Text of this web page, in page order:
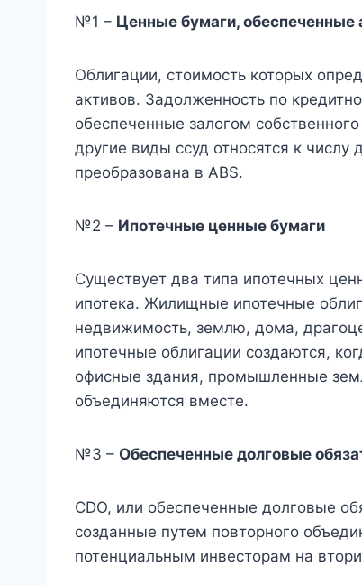
№1 – Ценные бумаги, обеспеченные
Облигации, стоимость которых
активов. Задолженность по
обеспеченные залогом
другие виды ссуд относятся к
преобразована в ABS.
№2 – Ипотечные ценные бумаги
Существует два типа ипотечных
ипотека. Жилищные ипотечные
недвижимость, землю, дома,
ипотечные облигации создаются,
офисные здания, промышленные
объединяются вместе.
№3 – Обеспеченные долговые
CDO, или обеспеченные долговые
созданные путем повторного
потенциальным инвесторам на